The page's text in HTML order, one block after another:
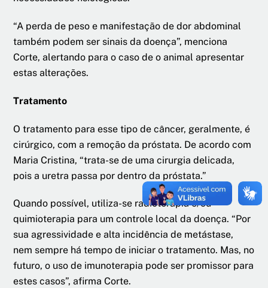
“A perda de peso e manifestação de dor abdominal
também podem ser sinais da doença”, menciona
Corte, alertando para o caso de o animal apresentar
estas alterações.
Tratamento
O tratamento para esse tipo de câncer, geralmente, é
cirúrgico, com a remoção da próstata. De acordo com
Maria Cristina, “trata-se de uma cirurgia delicada,
pois a uretra passa por dentro da próstata.”
Quando possível, utiliza-se radioterapia e/ou
quimioterapia para um controle local da doença. “Por
sua agressividade e alta incidência de metástase,
nem sempre há tempo de iniciar o tratamento. Mas, no
futuro, o uso de imunoterapia pode ser promissor para
estes casos”, afirma Corte.